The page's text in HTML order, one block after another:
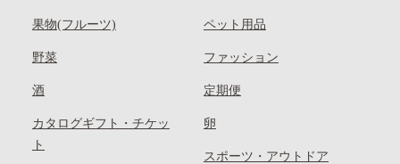
果物(フルーツ)
野菜
酒
カタログギフト・チケッ
ト
ペット用品
ファッション
定期便
卵
スポーツ・アウトドア